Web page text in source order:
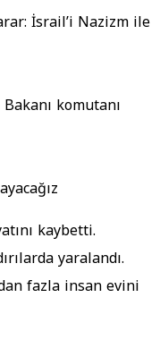
İsrail’i Nazizm ile
komutanı
kaybetti.
yaralandı.
fazla insan evini